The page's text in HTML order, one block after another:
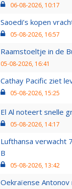
06-08-2026, 10:17
Saoedi’s kopen
05-08-2026, 16:57
Raamstoeltje in de
05-08-2026, 16:41
Cathay Pacific ziet
05-08-2026, 15:25
El Al noteert snelle
05-08-2026, 14:17
Lufthansa verwacht
B
05-08-2026, 13:42
Oekraïense Antonov